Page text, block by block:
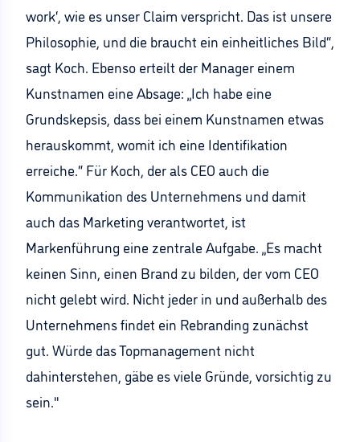
work‘, wie es unser Claim verspricht. Das ist unsere
Philosophie, und die braucht ein einheitliches Bild“,
sagt Koch. Ebenso erteilt der Manager einem
Kunstnamen eine Absage: „Ich habe eine
Grundskepsis, dass bei einem Kunstnamen etwas
herauskommt, womit ich eine Identifikation
erreiche.“ Für Koch, der als CEO auch die
Kommunikation des Unternehmens und damit
auch das Marketing verantwortet, ist
Markenführung eine zentrale Aufgabe. „Es macht
keinen Sinn, einen Brand zu bilden, der vom CEO
nicht gelebt wird. Nicht jeder in und außerhalb des
Unternehmens findet ein Rebranding zunächst
gut. Würde das Topmanagement nicht
dahinterstehen, gäbe es viele Gründe, vorsichtig zu
sein."